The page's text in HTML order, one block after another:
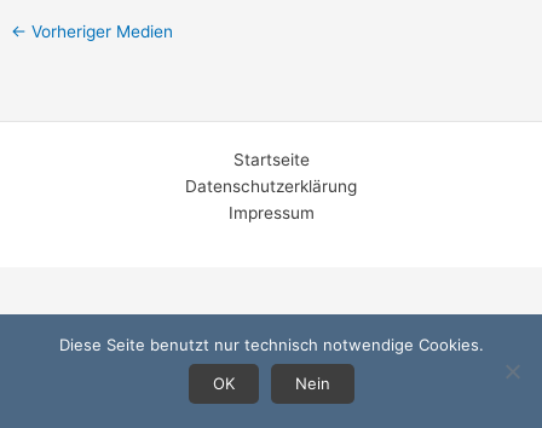
← Vorheriger Medien
Startseite
Datenschutzerklärung
Impressum
Diese Seite benutzt nur technisch notwendige Cookies.
OK
Nein